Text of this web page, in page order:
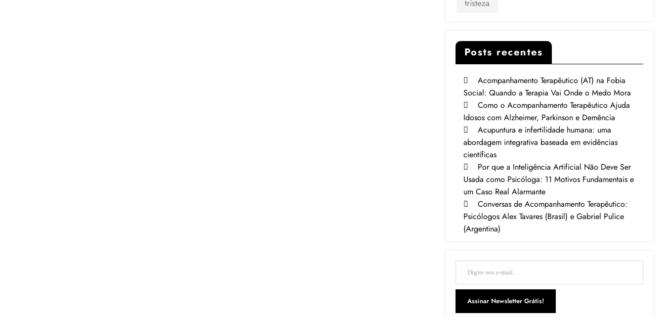
tristeza
Posts recentes
Acompanhamento Terapêutico (AT) na Fobia
Social: Quando a Terapia Vai Onde o Medo Mora
Como o Acompanhamento Terapêutico Ajuda
Idosos com Alzheimer, Parkinson e Demência
Acupuntura e infertilidade humana: uma
abordagem integrativa baseada em evidências
científicas
Por que a Inteligência Artificial Não Deve Ser
Usada como Psicóloga: 11 Motivos Fundamentais e
um Caso Real Alarmante
Conversas de Acompanhamento Terapêutico:
Psicólogos Alex Tavares (Brasil) e Gabriel Pulice
(Argentina)
Digite seu e-mail…
Assinar Newsletter Grátis!